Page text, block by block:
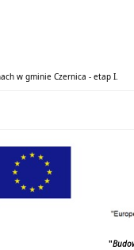
w gminie Czernica - etap I.
"